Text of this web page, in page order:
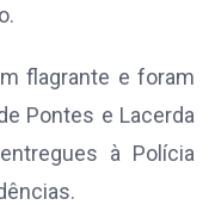
flagrante e foram
Pontes e Lacerda
à Polícia